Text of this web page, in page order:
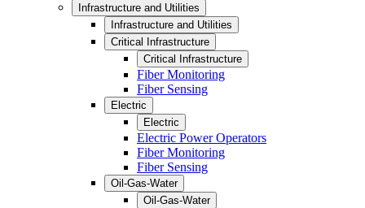
Infrastructure and Utilities
Infrastructure and Utilities
Critical Infrastructure
Critical Infrastructure
Fiber Monitoring
Fiber Sensing
Electric
Electric
Electric Power Operators
Fiber Monitoring
Fiber Sensing
Oil-Gas-Water
Oil-Gas-Water